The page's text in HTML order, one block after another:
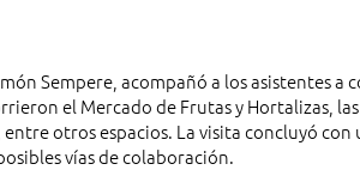
Sempere, acompañó a los asistentes a
el Mercado de Frutas y Hortalizas,
otros espacios. La visita concluyó con
vías de colaboración.